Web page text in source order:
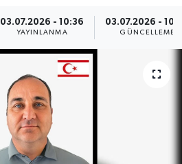
03.07.2026 - 10:36
YAYINLANMA
03.07.2026 -
GÜNCELLEME